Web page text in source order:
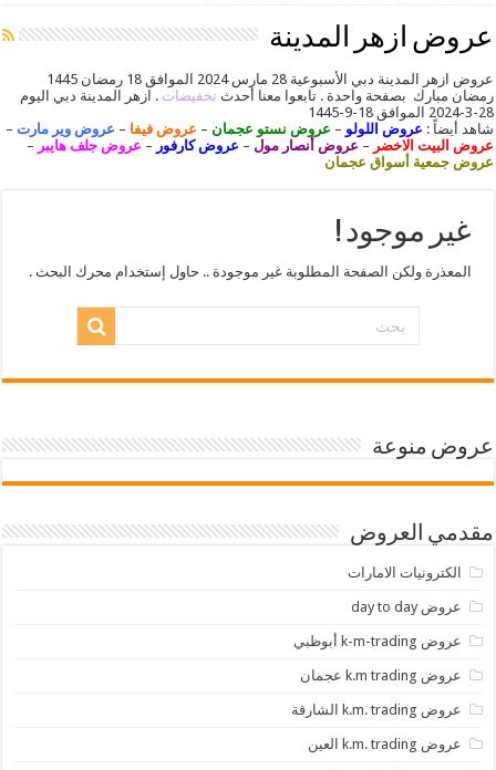
عروض ازهر المدينة
عروض ازهر المدينة دبي الأسبوعية 28 مارس 2024 الموافق 18 رمضان 1445
رمضان مبارك بصفحة واحدة . تابعوا معنا أحدث تخفيضات . ازهر المدينة دبي اليوم
28-3-2024 الموافق 18-9-1445
شاهد أيضاً : عروض اللولو – عروض نستو عجمان – عروض فيفا – عروض وير مارت –
عروض البيت الاخضر – عروض أنصار مول – عروض كارفور – عروض جلف هايبر –
عروض جمعية أسواق عجمان
غير موجود !
المعذرة ولكن الصفحة المطلوبة غير موجودة .. حاول إستخدام محرك البحث .
عروض منوعة
مقدمي العروض
الكترونيات الامارات
عروض day to day
عروض k-m-trading أبوظبي
عروض k.m trading عجمان
عروض k.m. trading الشارقة
عروض k.m. trading العين